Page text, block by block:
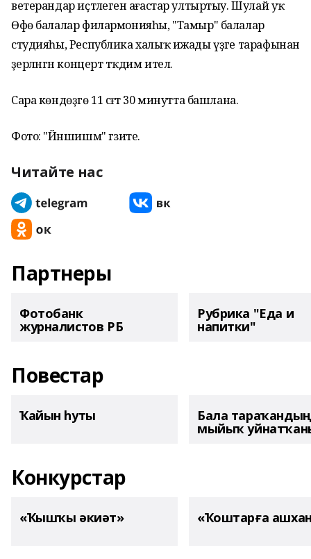
ветерандар иҫтәлегенә ағастар ултыртыу. Шулай уҡ
Өфө балалар филармонияһы, "Тамыр" балалар
студияһы, Республика халыҡ ижады үҙәге тарафынан
әҙерләнгән концерт тәҡдим ителә.
Сара көндөҙгө 11 сәғәт 30 минутта башлана.
Фото: "Йәншишмә" гәзите.
Читайте нас
Партнеры
Фотобанк
журналистов РБ
Рубрика "Еда и
напитки"
Повестар
Ҡайын һуты Бала тараҡандың
мыйыҡ
Конкурстар
«Ҡышҡы әкиәт» «Ҡоштарға